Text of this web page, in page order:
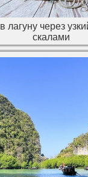
через
скалами